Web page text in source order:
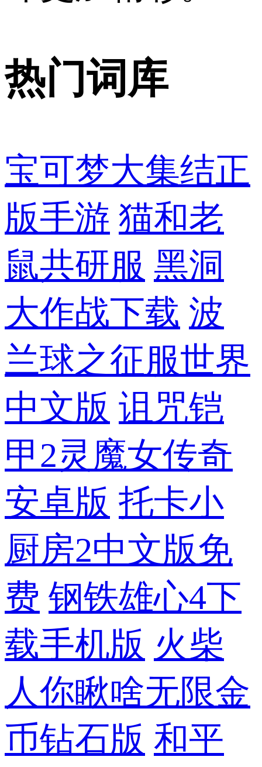
热门词库
宝可梦大集结正
版手游 猫和老
鼠共研服 黑洞
大作战下载 波
兰球之征服世界
中文版 诅咒铠
甲2灵魔女传奇
安卓版 托卡小
厨房2中文版免
费 钢铁雄心4下
载手机版 火柴
人你瞅啥无限金
币钻石版 和平